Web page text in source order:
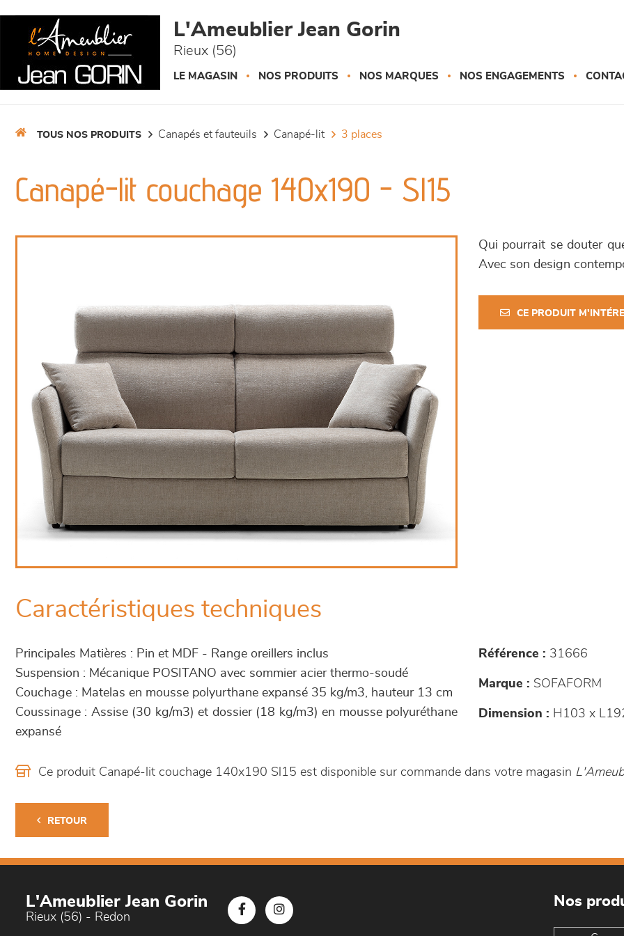
L'Ameublier Jean Gorin
Rieux (56)
LE MAGASIN NOS PRODUITS NOS MARQUES NOS ENGAGEMENTS
TOUS NOS PRODUITS canapés et fauteuils canapé-lit 3 places
Canapé-lit couchage 140x190 - Sl15
Qui pourrait se douter
Avec son design
CE PRODUIT
Caractéristiques techniques
Principales Matières : Pin et MDF - Range oreillers inclus
Suspension : Mécanique POSITANO avec sommier acier thermo-soudé
Couchage : Matelas en mousse polyurthane expansé 35 kg/m3, hauteur 13 cm
Coussinage : Assise (30 kg/m3) et dossier (18 kg/m3) en mousse polyuréthane
expansé
Référence : 31666
Marque : SOFAFORM
Dimension : H103 x
Ce produit Canapé-lit couchage 140x190 Sl15 est disponible sur commande dans votre magasin
RETOUR
L'Ameublier Jean Gorin
Rieux (56) - Redon
Nos